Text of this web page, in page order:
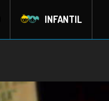
INFANTIL